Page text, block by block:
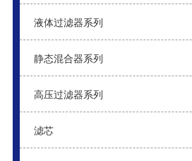
液体过滤器系列
静态混合器系列
高压过滤器系列
滤芯